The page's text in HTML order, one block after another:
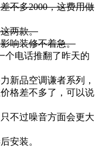
不多2000，这费用做
两款。
响装修不着急。
个电话推翻了昨天的
新品空调谦者系列，
格差不多了，可以说
不过噪音方面会更大
安装。